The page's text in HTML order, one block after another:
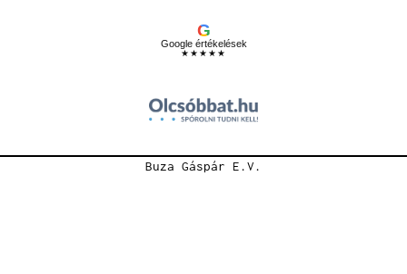
G
Google értékelések
★★★★★
Buza Gáspár E.V.